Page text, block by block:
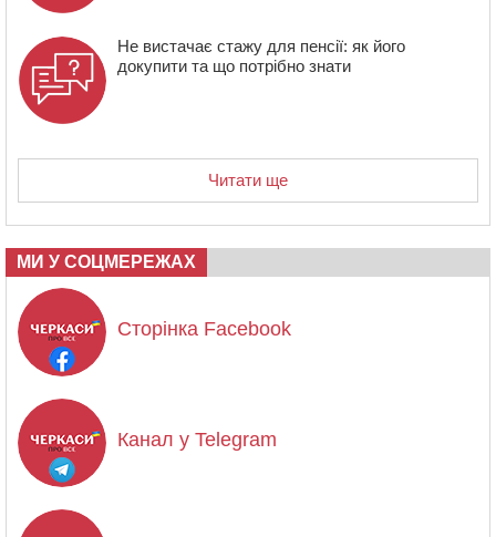
Не вистачає стажу для пенсії: як його
докупити та що потрібно знати
Читати ще
МИ У СОЦМЕРЕЖАХ
Сторінка Facebook
Канал у Telegram